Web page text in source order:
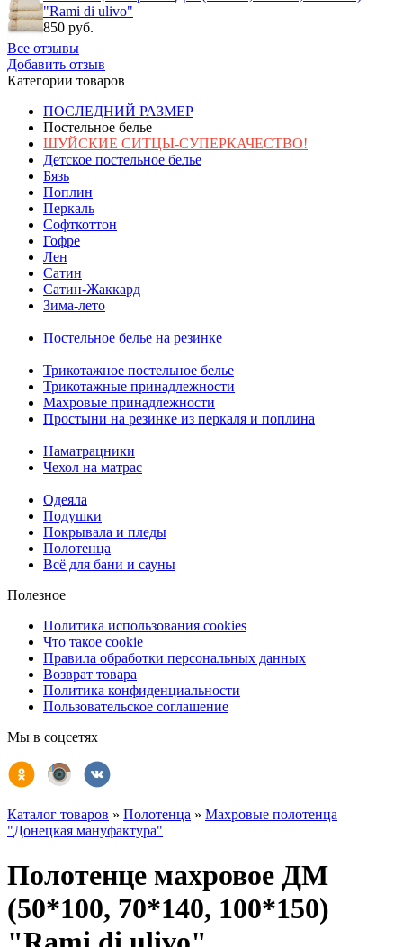
"Rami di ulivo"
850 руб.
Все отзывы
Добавить отзыв
Категории товаров
ПОСЛЕДНИЙ РАЗМЕР
Постельное белье
ШУЙСКИЕ СИТЦЫ-СУПЕРКАЧЕСТВО!
Детское постельное белье
Бязь
Поплин
Перкаль
Софткоттон
Гофре
Лен
Сатин
Сатин-Жаккард
Зима-лето
Постельное белье на резинке
Трикотажное постельное белье
Трикотажные принадлежности
Махровые принадлежности
Простыни на резинке из перкаля и поплина
Наматрацники
Чехол на матрас
Одеяла
Подушки
Покрывала и пледы
Полотенца
Всё для бани и сауны
Полезное
Политика использования cookies
Что такое cookie
Правила обработки персональных данных
Возврат товара
Политика конфиденциальности
Пользовательское соглашение
Мы в соцсетях
Каталог товаров » Полотенца » Махровые полотенца
"Донецкая мануфактура"
Полотенце махровое ДМ
(50*100, 70*140, 100*150)